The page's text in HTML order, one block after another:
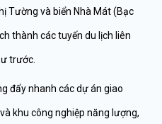
Tường và biển Nhà Mát (Bạc
thành các tuyến du lịch liên
trước.
đẩy nhanh các dự án giao
khu công nghiệp năng lượng,